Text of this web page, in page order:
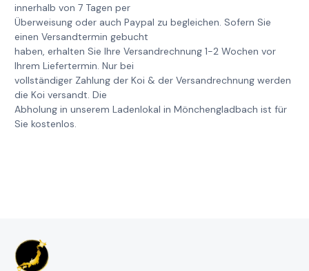
innerhalb von 7 Tagen per
Überweisung oder auch Paypal zu begleichen. Sofern Sie
einen Versandtermin gebucht
haben, erhalten Sie Ihre Versandrechnung 1-2 Wochen vor
Ihrem Liefertermin. Nur bei
vollständiger Zahlung der Koi & der Versandrechnung werden
die Koi versandt. Die
Abholung in unserem Ladenlokal in Mönchengladbach ist für
Sie kostenlos.